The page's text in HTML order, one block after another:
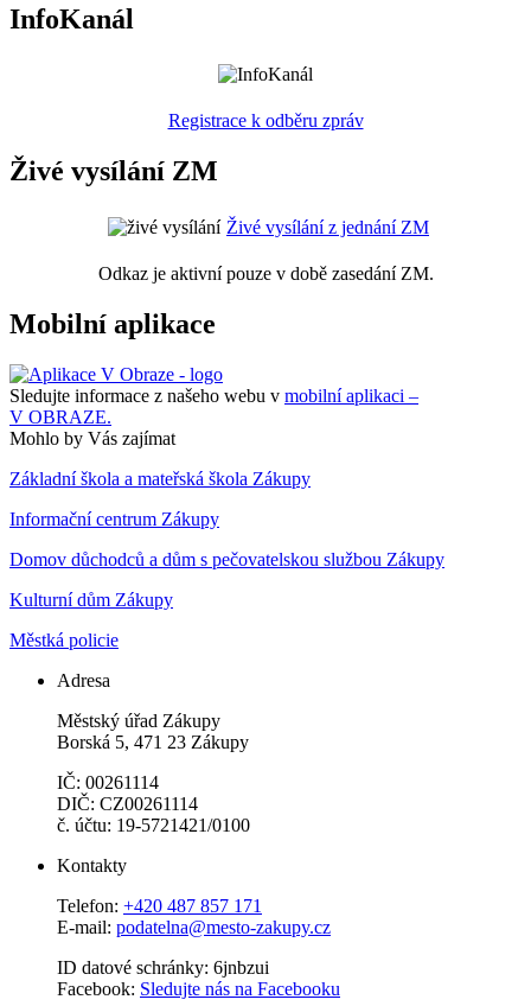
InfoKanál
Registrace k odběru zpráv
Živé vysílání ZM
Živé vysílání z jednání ZM
Odkaz je aktivní pouze v době zasedání ZM.
Mobilní aplikace
Sledujte informace z našeho webu v mobilní aplikaci –
V OBRAZE.
Mohlo by Vás zajímat
Základní škola a mateřská škola Zákupy
Informační centrum Zákupy
Domov důchodců a dům s pečovatelskou službou Zákupy
Kulturní dům Zákupy
Městká policie
Adresa
Městský úřad Zákupy
Borská 5, 471 23 Zákupy
IČ: 00261114
DIČ: CZ00261114
č. účtu: 19-5721421/0100
Kontakty
Telefon: +420 487 857 171
E-mail: podatelna@mesto-zakupy.cz
ID datové schránky: 6jnbzui
Facebook: Sledujte nás na Facebooku